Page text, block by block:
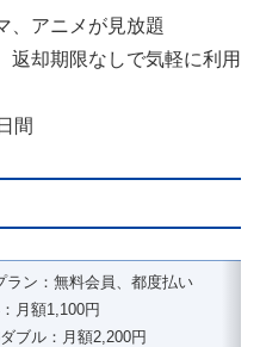
、アニメが見放題
返却期限なしで気軽に利用
間
ラン：無料会員、都度払い
月額1,100円
ブル：月額2,200円